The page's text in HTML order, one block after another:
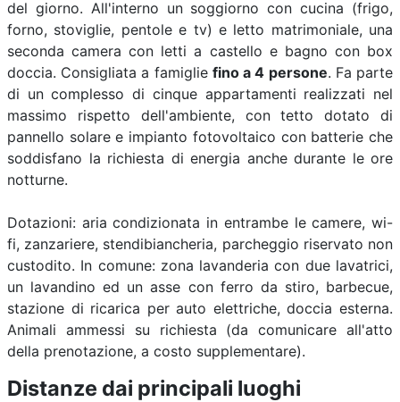
del giorno. All'interno un soggiorno con cucina (frigo,
forno, stoviglie, pentole e tv) e letto matrimoniale, una
seconda camera con letti a castello e bagno con box
doccia. Consigliata a famiglie fino a 4 persone. Fa parte
di un complesso di cinque appartamenti realizzati nel
massimo rispetto dell'ambiente, con tetto dotato di
pannello solare e impianto fotovoltaico con batterie che
soddisfano la richiesta di energia anche durante le ore
notturne.
Dotazioni: aria condizionata in entrambe le camere, wi-
fi, zanzariere, stendibiancheria, parcheggio riservato non
custodito. In comune: zona lavanderia con due lavatrici,
un lavandino ed un asse con ferro da stiro, barbecue,
stazione di ricarica per auto elettriche, doccia esterna.
Animali ammessi su richiesta (da comunicare all'atto
della prenotazione, a costo supplementare).
Distanze dai principali luoghi